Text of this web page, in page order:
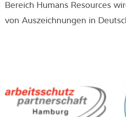
Bereich Humans Resources
von Auszeichnungen in